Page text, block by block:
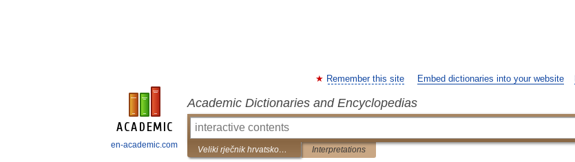
en-academic.com
Remember this site Embed dictionaries into your website
Academic Dictionaries and Encyclopedias
Veliki rječnik hrvatskoga jezika Interpretations